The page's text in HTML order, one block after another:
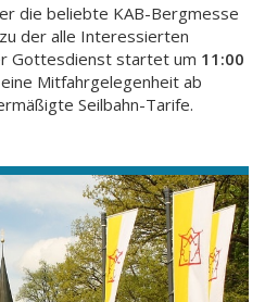
die beliebte KAB-Bergmesse
der alle Interessierten
Gottesdienst startet um 11:00
Mitfahrgelegenheit ab
Seilbahn-Tarife.